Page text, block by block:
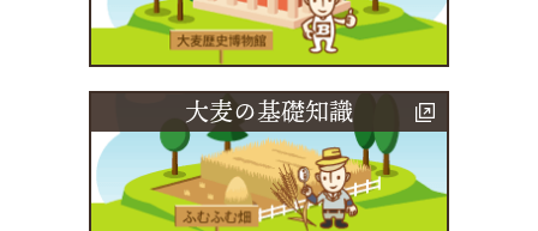
大麦の基礎知識